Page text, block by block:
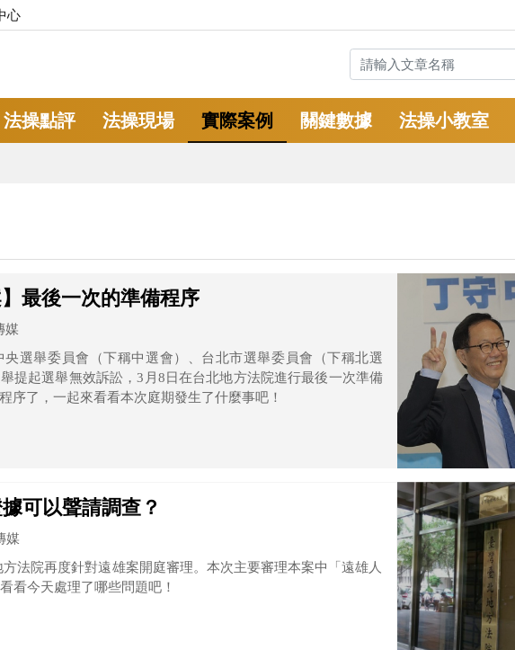
心
法操點評 法操現場 實際案例 關鍵數據 法操小教室
最後一次的準備程序
媒
選舉委員會（下稱中選會）、台北市選舉委員會（下稱北選
提起選舉無效訴訟，3月8日在台北地方法院進行最後一次準備
序了，一起來看看本次庭期發生了什麼事吧！
可以聲請調查？
媒
法院再度針對遠雄案開庭審理。本次主要審理本案中「遠雄人
看今天處理了哪些問題吧！